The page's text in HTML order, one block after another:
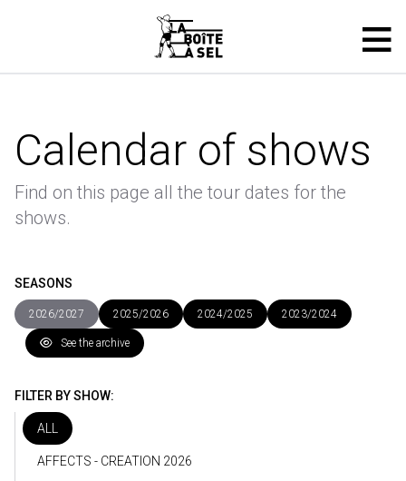
Calendar of shows
Find on this page all the tour dates for the
shows.
SEASONS
2026/2027 2025/2026 2024/2025 2023/2024
See the archive
FILTER BY SHOW:
ALL
AFFECTS - CREATION 2026